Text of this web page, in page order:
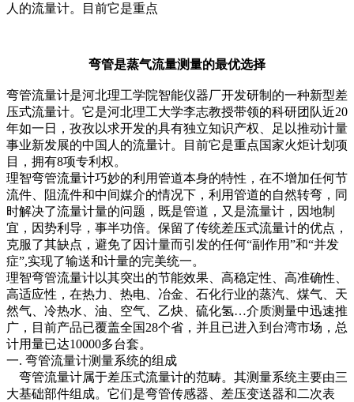
人的流量计。目前它是重点
弯管是蒸气流量测量的最优选择
弯管流量计是河北理工学院智能仪器厂开发研制的一种新型差
压式流量计。它是河北理工大学李志教授带领的科研团队近20
年如一日，孜孜以求开发的具有独立知识产权、足以推动计量
事业新发展的中国人的流量计。目前它是重点国家火炬计划项
目，拥有8项专利权。
理智弯管流量计巧妙的利用管道本身的特性，在不增加任何节
流件、阻流件和中间媒介的情况下，利用管道的自然转弯，同
时解决了流量计量的问题，既是管道，又是流量计，因地制
宜，因势利导，事半功倍。保留了传统差压式流量计的优点，
克服了其缺点，避免了因计量而引发的任何“副作用”和“并发
症”,实现了输送和计量的完美统一。
理智弯管流量计以其突出的节能效果、高稳定性、高准确性、
高适应性，在热力、热电、冶金、石化行业的蒸汽、煤气、天
然气、冷热水、油、空气、乙炔、硫化氢…介质测量中迅速推
广，目前产品已覆盖全国28个省，并且已进入到台湾市场，总
计用量已达10000多台套。
一. 弯管流量计测量系统的组成
弯管流量计属于差压式流量计的范畴。其测量系统主要由三
大基础部件组成。它们是弯管传感器、差压变送器和二次表